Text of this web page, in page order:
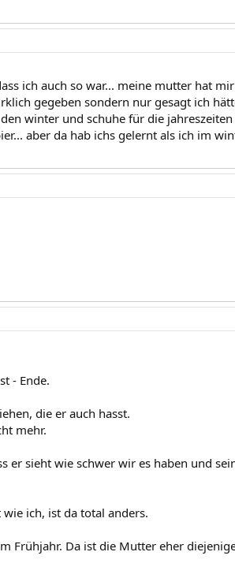
ich auch so war... meine mutter hat
gegeben sondern nur gesagt ich
winter und schuhe für die jahreszeiten
aber da hab ichs gelernt als ich im
- Ende.
die er auch hasst.
mehr.
er sieht wie schwer wir es haben und
ich, ist da total anders.
Frühjahr. Da ist die Mutter eher